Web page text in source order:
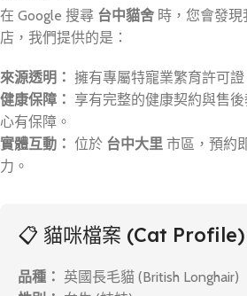
在 Google 搜尋 台中貓舍 時，您會發
店，我們提供的是：
來源透明： 擁有專屬特寵業繁育許可
健康保障： 享有完整的健康契約與售
心有保障。
實體互動： 位於 台中大里 市區，預約
力。
📋 貓咪檔案 (Cat Profile)
品種： 英國長毛貓 (British Longhair)